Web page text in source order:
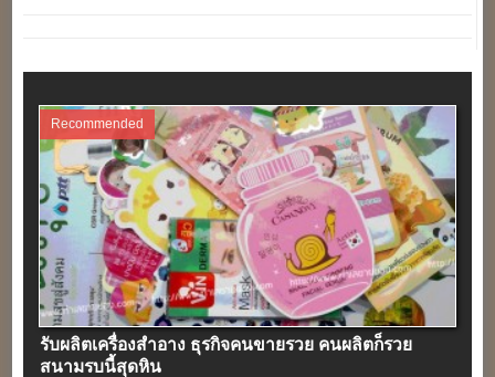
Recommended
รับผลิตเครื่องสําอาง ธุรกิจคนขายรวย คนผลิตก็รวย
สนามรบนี้สุดหิน